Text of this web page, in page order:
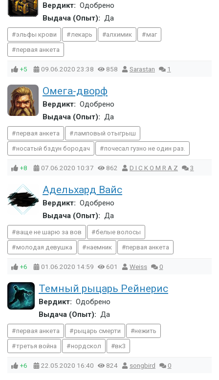
Вердикт: Одобрено
Выдача (Опыт): Да
эльфы крови лекарь алхимик маг
первая анкета
+5 09.06.2020 23:38 858 Sarastan 1
Омега-дворф
Вердикт: Одобрено
Выдача (Опыт): Да
первая анкета ламповый отыгрыш
носатый бздун бородач почесал гузно не один раз.
+8 07.06.2020 10:37 862 D I C K O M R A Z 3
Адельхард Вайс
Вердикт: Одобрено
Выдача (Опыт): Да
ваще не шарю за вов белые волосы
молодая девушка наемник первая анкета
+6 01.06.2020 14:59 601 Weiss 0
Темный рыцарь Рейнерис
Вердикт: Одобрено
Выдача (Опыт): Да
первая анкета рыцарь смерти нежить
третья война нордскол вк3
+6 22.05.2020 16:40 824 songbird 0